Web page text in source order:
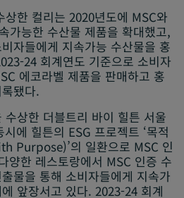
상한 컬리는 2020년도에 MSC와
가능한 수산물 제품을 확대했고,
자들에게 지속가능 수산물을 홍
24 회계연도 기준으로 소비자
에코라벨 제품을 판매하고 홍
됐다.
수상한 더블트리 바이 힐튼 서울
에 힐튼의 ESG 프로젝트 ‘목적
Purpose)’의 일환으로 MSC 인
양한 레스토랑에서 MSC 인증 수
물을 통해 소비자들에게 지속가
앞장서고 있다. 2023-24 회계